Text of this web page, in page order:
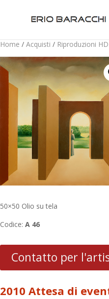
Home / Acquisti / Riproduzioni HD
50×50 Olio su tela
Codice: A 46
Contatto per
2010 Attesa di